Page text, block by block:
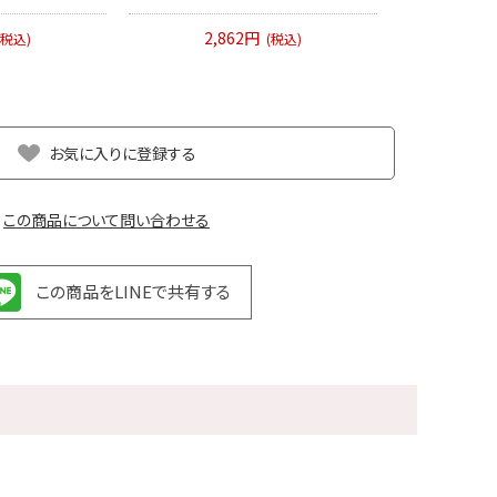
込) 2,862円 (税込)
この商品について問い合わせる
この商品をLINEで共有する
お気に入りに登録する